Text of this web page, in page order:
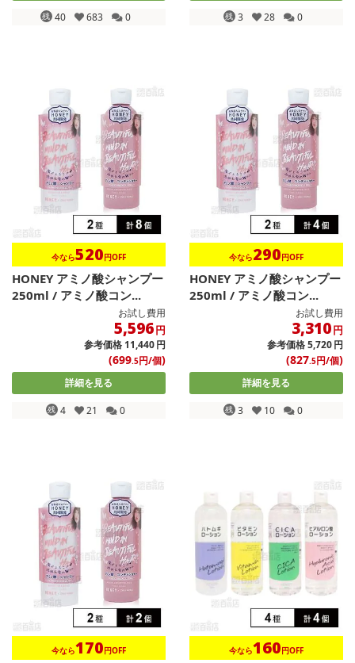
残 40 683 0 残 3 28 0
今なら520円OFF
HONEY アミノ酸シャンプー
250ml / アミノ酸コン...
お試し費用
5,596円
参考価格11,440円
(699.5円/個)
詳細を見る
残 4 21 0
今なら290円OFF
HONEY アミノ酸シャンプー
250ml / アミノ酸コン...
お試し費用
3,310円
参考価格5,720円
(827.5円/個)
詳細を見る
残 3 10 0
今なら170円OFF 今なら160円OFF